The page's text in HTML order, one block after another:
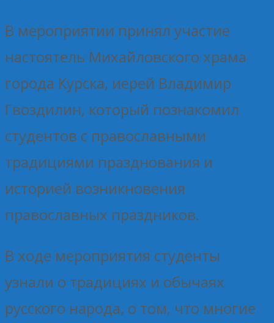
В мероприятии принял участие
настоятель Михайловского храма
города Курска, иерей Владимир
Гвоздилин, который познакомил
студентов с православными
традициями празднования и
историей возникновения
православных праздников.
В ходе мероприятия студенты
узнали о традициях и обычаях
русского народа, о том, что многие